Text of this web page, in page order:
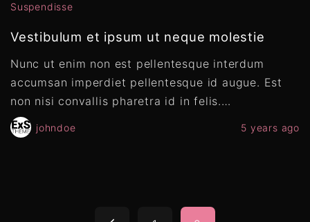
Suspendisse
Vestibulum et ipsum ut neque molestie
Nunc ut enim non est pellentesque interdum
accumsan imperdiet pellentesque id augue. Est
non nisi convallis pharetra id in felis.…
johndoe 5 years ago